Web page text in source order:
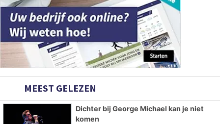
MEEST GELEZEN
Dichter bij George Michael kan je niet
komen